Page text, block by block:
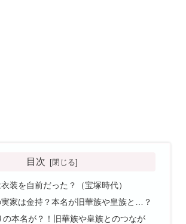
目次
装を自前だった？（宝塚時代）
家は金持？本名が旧華族や皇族と…？
の本名が？！旧華族や皇族とのつなが